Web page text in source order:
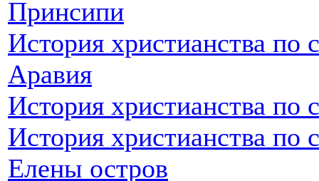
Принсипи
История христианства по
Аравия
История христианства по
История христианства по
Елены остров